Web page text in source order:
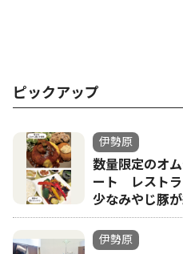
ピックアップ
伊勢原
数量限定のオ
ート レスト
少なみやじ豚
伊勢原